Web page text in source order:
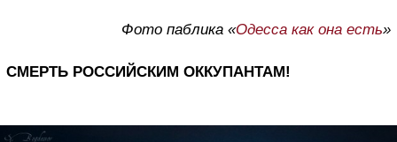
Фото паблика «Одесса как она есть»
СМЕРТЬ РОССИЙСКИМ ОККУПАНТАМ!